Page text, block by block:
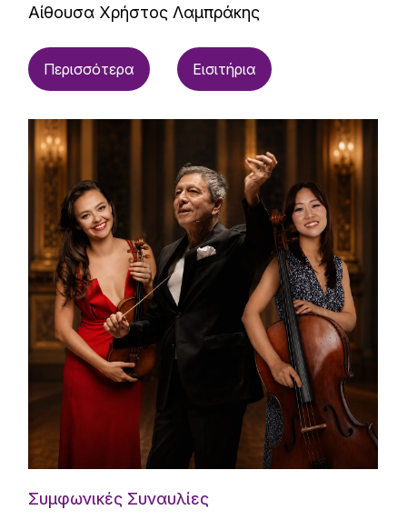
Αίθουσα Χρήστος Λαμπράκης
Περισσότερα Εισιτήρια
Συμφωνικές Συναυλίες